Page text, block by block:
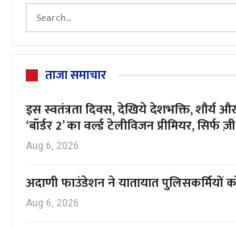
ताजा समाचार
इस स्वतंत्रता दिवस, देखिये देशभक्ति, शौर्य
‘बॉर्डर 2’ का वर्ल्ड टेलीविजन प्रीमियर, सिर्फ
Aug 6, 2026
अदाणी फाउंडेशन ने यातायात पुलिसकर्मियों
Aug 6, 2026